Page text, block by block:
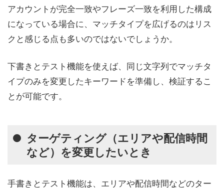
アカウントが完全一致やフレーズ一致を利用した構成
になっている場合に、マッチタイプを広げるのはリス
クと感じる点も多いのではないでしょうか。
下書きとテスト機能を使えば、同じ文字列でマッチタ
イプのみを変更したキーワードを準備し、検証するこ
とが可能です。
ターゲティング（エリアや配信時間
など）を変更したいとき
手書きとテスト機能は、エリアや配信時間などのター